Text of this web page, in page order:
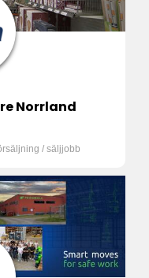
Norrland
/ säljjobb